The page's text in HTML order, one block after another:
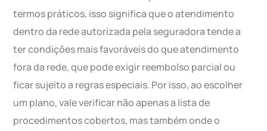
termos práticos, isso significa que o atendimento
dentro da rede autorizada pela seguradora tende a
ter condições mais favoráveis do que atendimento
fora da rede, que pode exigir reembolso parcial ou
ficar sujeito a regras especiais. Por isso, ao escolher
um plano, vale verificar não apenas a lista de
procedimentos cobertos, mas também onde o